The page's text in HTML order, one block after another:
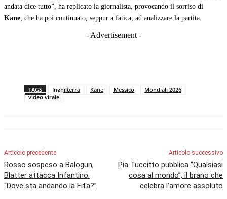
andata dice tutto”, ha replicato la giornalista, provocando il sorriso di
Kane, che ha poi continuato, seppur a fatica, ad analizzare la partita.
- Advertisement -
TAGS Inghilterra Kane Messico
Mondiali 2026
video virale
Articolo precedente
Rosso sospeso a Balogun,
Blatter attacca Infantino:
“Dove sta andando la Fifa?”
Articolo successivo
Pia Tuccitto pubblica “Qualsiasi
cosa al mondo”, il brano che
celebra l’amore assoluto